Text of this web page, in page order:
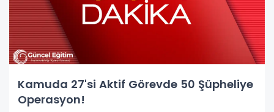
Kamuda 27'si Aktif Görevde 50 Şüpheliye
Operasyon!